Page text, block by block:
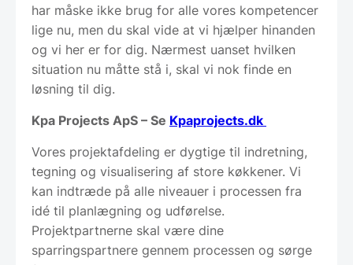
har måske ikke brug for alle vores kompetencer
lige nu, men du skal vide at vi hjælper hinanden
og vi her er for dig. Nærmest uanset hvilken
situation nu måtte stå i, skal vi nok finde en
løsning til dig.
Kpa Projects ApS – Se Kpaprojects.dk
Vores projektafdeling er dygtige til indretning,
tegning og visualisering af store køkkener. Vi
kan indtræde på alle niveauer i processen fra
idé til planlægning og udførelse.
Projektpartnerne skal være dine
sparringspartnere gennem processen og sørge